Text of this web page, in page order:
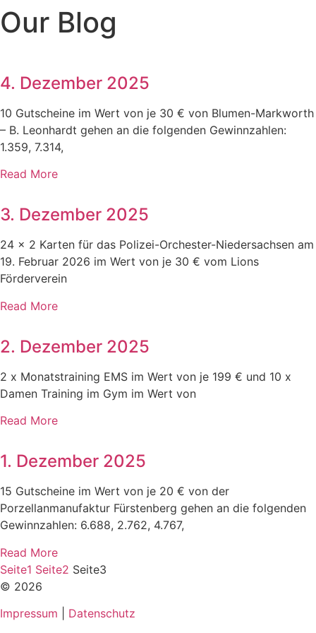
Zum
Inhalt
Our Blog
4. Dezember 2025
10 Gutscheine im Wert von je 30 € von Blumen-Markworth
– B. Leonhardt gehen an die folgenden Gewinnzahlen:
1.359, 7.314,
Read More
3. Dezember 2025
24 x 2 Karten für das Polizei-Orchester-Niedersachsen am
19. Februar 2026 im Wert von je 30 € vom Lions
Förderverein
Read More
2. Dezember 2025
2 x Monatstraining EMS im Wert von je 199 € und 10 x
Damen Training im Gym im Wert von
Read More
1. Dezember 2025
15 Gutscheine im Wert von je 20 € von der
Porzellanmanufaktur Fürstenberg gehen an die folgenden
Gewinnzahlen: 6.688, 2.762, 4.767,
Read More
Seite1 Seite2 Seite3
© 2026
Impressum
Datenschutz